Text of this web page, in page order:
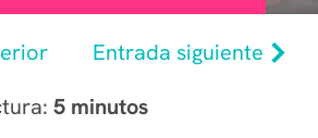
Entrada siguiente
5 minutos